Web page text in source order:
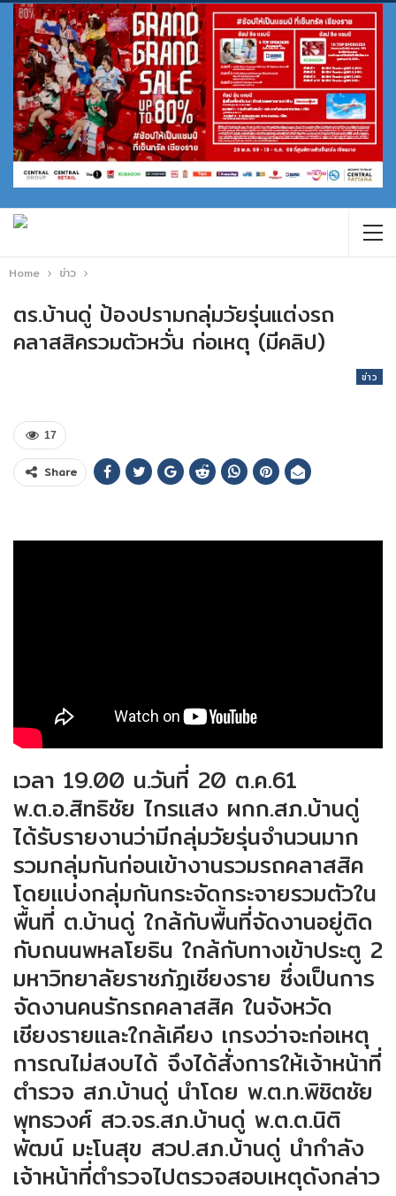
Home ข่าว
ตร.บ้านดู่ ป้องปรามกลุ่มวัยรุ่นแต่งรถ
คลาสสิครวมตัวหวั่น ก่อเหตุ (มีคลิป)
ข่าว
17
Share
เวลา 19.00 น.วันที่ 20 ต.ค.61
พ.ต.อ.สิทธิชัย ไกรแสง ผกก.สภ.บ้านดู่
ได้รับรายงานว่ามีกลุ่มวัยรุ่นจำนวนมาก
รวมกลุ่มกันก่อนเข้างานรวมรถคลาสสิค
โดยแบ่งกลุ่มกันกระจัดกระจายรวมตัวใน
พื้นที่ ต.บ้านดู่ ใกล้กับพื้นที่จัดงานอยู่ติด
กับถนนพหลโยธิน ใกล้กับทางเข้าประตู 2
มหาวิทยาลัยราชภัฏเชียงราย ซึ่งเป็นการ
จัดงานคนรักรถคลาสสิค ในจังหวัด
เชียงรายและใกล้เคียง เกรงว่าจะก่อเหตุ
การณไม่สงบได้ จึงได้สั่งการให้เจ้าหน้าที่
ตำรวจ สภ.บ้านดู่ นำโดย พ.ต.ท.พิชิตชัย
พุทธวงศ์ สว.จร.สภ.บ้านดู่ พ.ต.ต.นิติ
พัฒน์ มะโนสุข สวป.สภ.บ้านดู่ นำกำลัง
เจ้าหน้าที่ตำรวจไปตรวจสอบเหตุดังกล่าว